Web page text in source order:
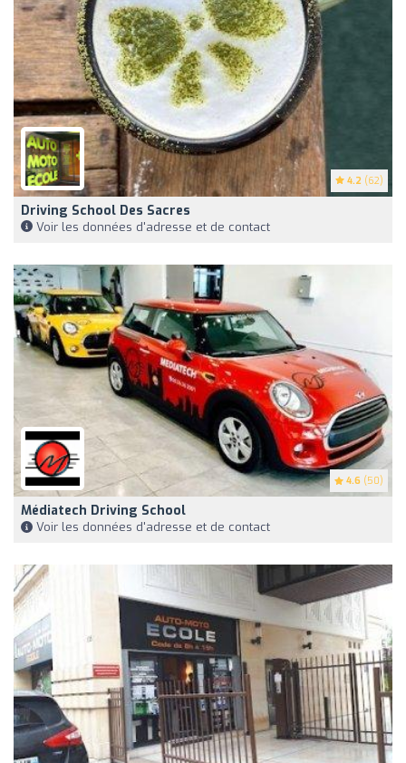
4.2 (62)
Driving School Des Sacres
Voir les données d'adresse et de contact
4.6 (50)
Médiatech Driving School
Voir les données d'adresse et de contact